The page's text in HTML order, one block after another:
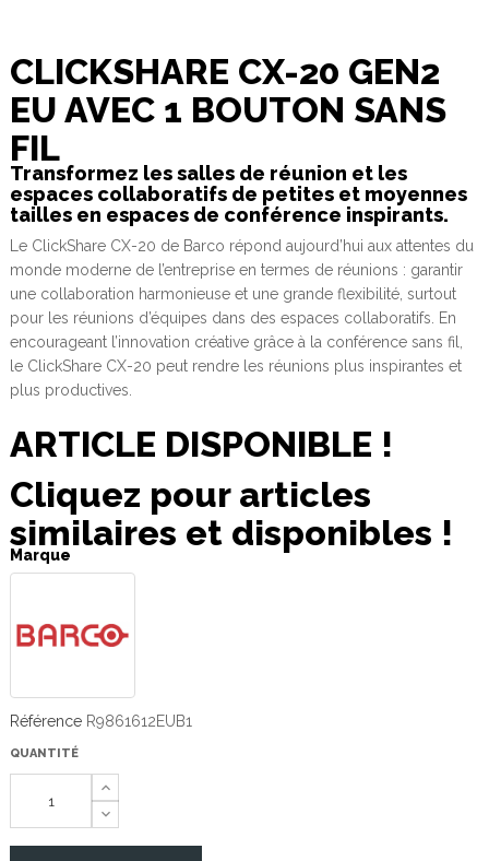
CLICKSHARE CX-20 GEN2
EU AVEC 1 BOUTON SANS
FIL
Transformez les salles de réunion et les
espaces collaboratifs de petites et moyennes
tailles en espaces de conférence inspirants.
Le ClickShare CX-20 de Barco répond aujourd’hui aux attentes du
monde moderne de l’entreprise en termes de réunions : garantir
une collaboration harmonieuse et une grande flexibilité, surtout
pour les réunions d’équipes dans des espaces collaboratifs. En
encourageant l’innovation créative grâce à la conférence sans fil,
le ClickShare CX-20 peut rendre les réunions plus inspirantes et
plus productives.
ARTICLE DISPONIBLE !
Cliquez pour articles
similaires et disponibles !
Marque
Référence R9861612EUB1
QUANTITÉ